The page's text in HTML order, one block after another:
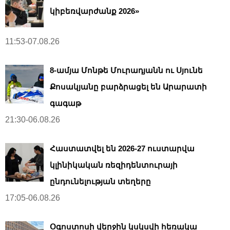
կիբեռվարժանք 2026»
11:53-07.08.26
8-ամյա Մոնթե Մուրադյանն ու Սյունե
Քոսակյանը բարձրացել են Արարատի
գագաթ
21:30-06.08.26
Հաստատվել են 2026-27 ուստարվա
կլինիկական ռեզիդենտուրայի
ընդունելության տեղերը
17:05-06.08.26
Օգոստոսի վերջին կսկսվի հեռակա